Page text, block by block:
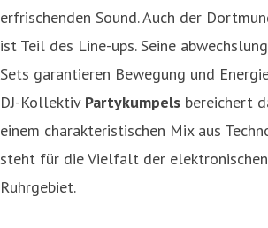
erfrischenden Sound. Auch der
ist Teil des Line-ups. Seine
Sets garantieren Bewegung und
DJ-Kollektiv Partykumpels bereichert
einem charakteristischen Mix aus
steht für die Vielfalt der
Ruhrgebiet.